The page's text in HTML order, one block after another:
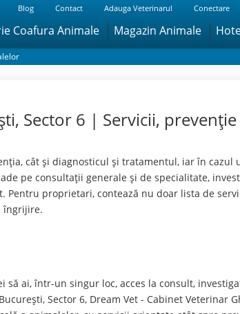
Blog Contact Adauga Veterinarul Conectare
Coafura Animale Magazin Animale
Sector 6 | Servicii, prevenție
cât și diagnosticul și tratamentul, iar în cazul
pe consultații generale și de specialitate,
proprietari, contează nu doar lista de
îngrijire.
ai, într-un singur loc, acces la consult,
Sector 6, Dream Vet - Cabinet Veterinar